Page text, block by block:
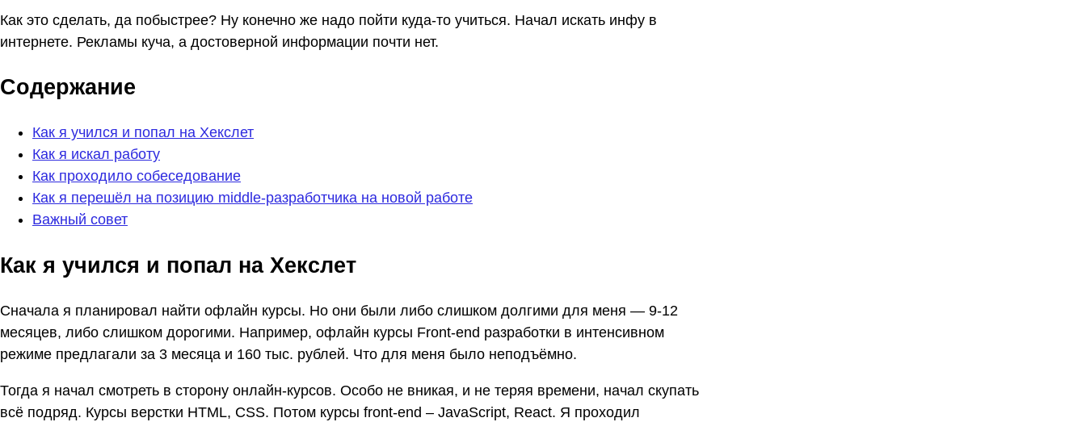
Как это сделать, да побыстрее? Ну конечно же надо пойти куда-то учиться. Начал искать инфу в
интернете. Рекламы куча, а достоверной информации почти нет.
Содержание
Как я учился и попал на Хекслет
Как я искал работу
Как проходило собеседование
Как я перешёл на позицию middle-разработчика на новой работе
Важный совет
Как я учился и попал на Хекслет
Сначала я планировал найти офлайн курсы. Но они были либо слишком долгими для меня — 9-12
месяцев, либо слишком дорогими. Например, офлайн курсы Front-end разработки в интенсивном
режиме предлагали за 3 месяца и 160 тыс. рублей. Что для меня было неподъёмно.
Тогда я начал смотреть в сторону онлайн-курсов. Особо не вникая, и не теряя времени, начал скупать
всё подряд. Курсы верстки HTML, CSS. Потом курсы front-end – JavaScript, React. Я проходил